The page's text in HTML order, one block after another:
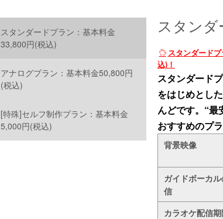
スタンダードプラン：基本料金
33,800円(税込)
アナログプラン：基本料金50,800円
(税込)
[特殊]セルフ制作プラン：基本料金
5,000円(税込)
スタンダ
スタンダード
込)！
スタンダードプ
をはじめとし
んどです。“最
おすすめのプラ
背景映像
ガイドボーカ
信
カラオケ配信期